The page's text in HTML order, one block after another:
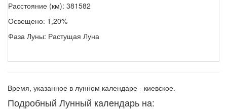
Расстояние (км): 381582
Освещено: 1,20%
Фаза Луны: Растущая Луна
Время, указанное в лунном календаре - киевское.
Подробный Лунный календарь на: